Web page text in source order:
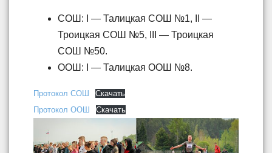
СОШ: I — Талицкая СОШ №1, II —
Троицкая СОШ №5, III — Троицкая
СОШ №50.
ООШ: I — Талицкая ООШ №8.
Протокол СОШ
Скачать
Протокол ООШ
Скачать